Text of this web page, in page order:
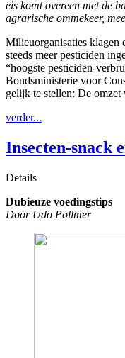
eis komt overeen met de
agrarische ommekeer,
Milieuorganisaties klagen
steeds meer pesticiden
“hoogste pesticiden-
Bondsministerie voor
gelijk te stellen: De omzet
verder...
Insecten-snack
Details
Dubieuze voedingstips
Door Udo Pollmer